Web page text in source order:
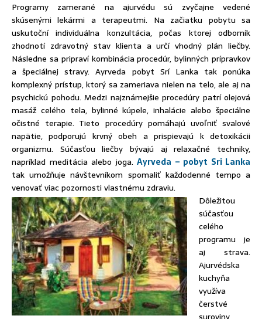
Programy zamerané na ajurvédu sú zvyčajne vedené
skúsenými lekármi a terapeutmi. Na začiatku pobytu sa
uskutoční individuálna konzultácia, počas ktorej odborník
zhodnotí zdravotný stav klienta a určí vhodný plán liečby.
Následne sa pripraví kombinácia procedúr, bylinných prípravkov
a špeciálnej stravy. Ayrveda pobyt Srí Lanka tak ponúka
komplexný prístup, ktorý sa zameriava nielen na telo, ale aj na
psychickú pohodu. Medzi najznámejšie procedúry patrí olejová
masáž celého tela, bylinné kúpele, inhalácie alebo špeciálne
očistné terapie. Tieto procedúry pomáhajú uvoľniť svalové
napätie, podporujú krvný obeh a prispievajú k detoxikácii
organizmu. Súčasťou liečby bývajú aj relaxačné techniky,
napríklad meditácia alebo joga. Ayrveda – pobyt Sri Lanka
tak umožňuje návštevníkom spomaliť každodenné tempo a
venovať viac pozornosti vlastnému zdraviu.
Dôležitou
súčasťou
celého
programu je
aj strava.
Ajurvédska
kuchyňa
využíva
čerstvé